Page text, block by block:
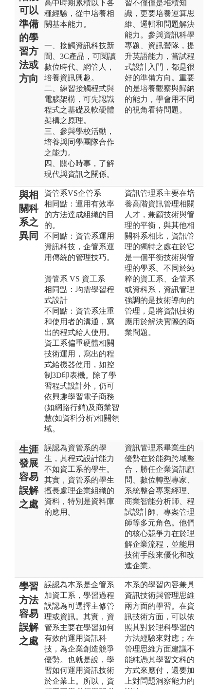
可以
準備
的學
習方
法或
方向
高中時期累積以下各
種經驗，從中培養相
關基本能力。
一、接觸資訊科技新
聞、3C產品，可閱讀
數位時代、網管人，
培養資訊興趣。
二、練習接觸程式與
電腦架構，可先認識
程式之基礎及軟硬體
架構之原理。
三、參與學校活動，
培養與同學團隊合作
之能力。
四、關心時事，了解
現代與資訊之關係。
習不僅僅是堆積知
識，更要培養運算思
維、邏輯和問題解決
能力。參與資訊科學
專題、資訊營隊，提
升英語能力，嘗試程
式設計入門，都是很
好的準備方向。重要
的是培養觀察與歸納
的能力，學會用不同
的視角看待問題。
與相
關科
系之
異同
資管系VS企管系
相同點：運用有效率
的方法達成組織的目
的。
不同點：資管系運用
資訊科技，企管系運
用傳統的管理技巧。
資管系 VS 資工系
相同點：均需學習程
式設計
不同點：資管系注重
和使用者的溝通，寫
出的程式給人使用。
資工系偏重硬體相關
技術運用，寫出的程
式給機器使用，如控
制3D印表機。除了學
習程式設計外，仍可
依興趣學習電子商務
(如網路行銷)及商業智
慧(如資料分析)相關領
域。
資訊管理系主要在培
養高階資訊管理相關
人才，兼顧技術與管
理的平衡，與其他相
關科系相比，資訊管
理的獨特之處在於它
是一個平衡技術與管
理的學系。不同於純
粹的資工系、企管系
或資科系，資訊管理
強調的是技術導向的
管理，是將資訊技術
應用於解決實際的商
業問題。
生涯
發展
容易
誤解
之處
誤認為資管系的學
生，其程式設計能力
不如資工系的學生。
其實，資管系的學生
擅長處理企業組織的
資料，特別是資料庫
的應用。
資訊管理系畢業生的
優勢在於能夠跨域整
合，勝任企業資訊顧
問、數位轉型專家、
系統整合專案經理、
商業智能分析師、程
試設計師、專案管理
師等多元角色。他們
的核心競爭力在於理
解企業流程，並能用
技術手段來優化和改
進企業。
學習
方法
容易
誤解
之處
誤認為本系是企管系
加資工系，學習過程
誤認為可選擇主修管
理或資訊。其實，資
管系主要在學習如何
有效的運用資訊科
技，為企業創造競爭
優勢。也就是說，學
習如何運用資訊技術
於企業上。所以，資
本系的學習內容兼具
資訊技術與管理思維
兩方面的學習。在資
訊技術方面，可以依
照其對於理科學習的
方法經驗來對應；在
管理思維方面建議不
能純憑其學習文科的
方式來應付，還要加
上對問題洞察能力的